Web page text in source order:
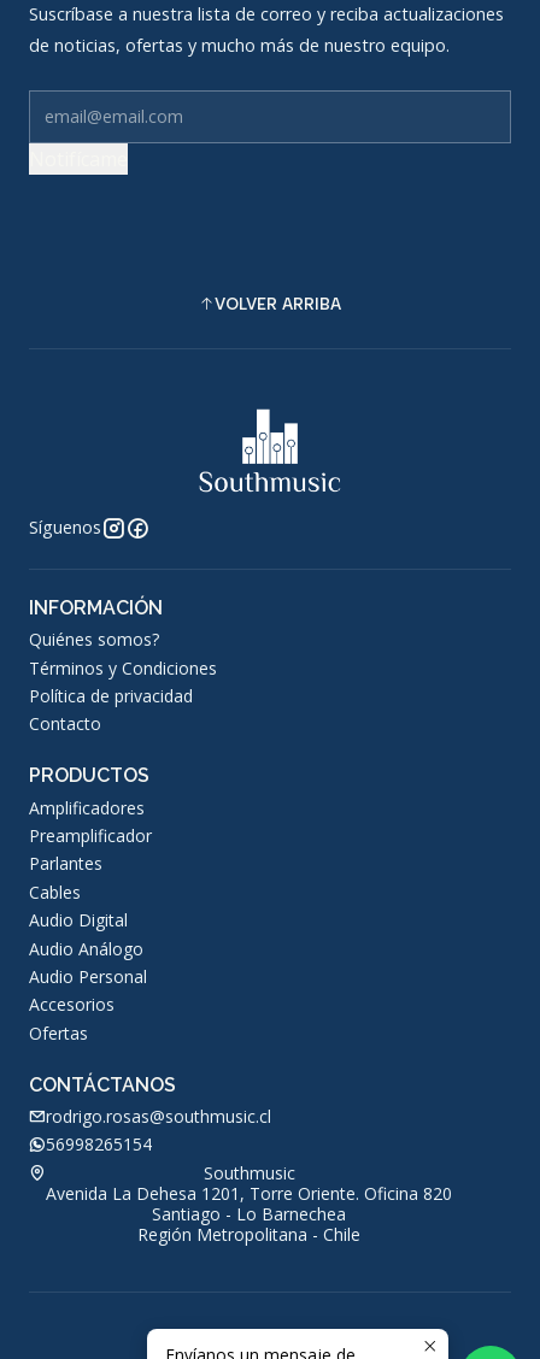
Suscríbase a nuestra lista de correo y reciba actualizaciones
de noticias, ofertas y mucho más de nuestro equipo.
VOLVER ARRIBA
Síguenos
INFORMACIÓN
Quiénes somos?
Términos y Condiciones
Política de privacidad
Contacto
PRODUCTOS
Amplificadores
Preamplificador
Parlantes
Cables
Audio Digital
Audio Análogo
Audio Personal
Accesorios
Ofertas
CONTÁCTANOS
rodrigo.rosas@southmusic.cl
56998265154
Southmusic
Avenida La Dehesa 1201, Torre Oriente. Oficina 820
Santiago - Lo Barnechea
Región Metropolitana - Chile